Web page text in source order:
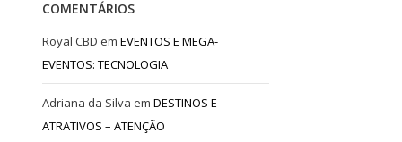
COMENTÁRIOS
Royal CBD emEVENTOS E MEGA-
EVENTOS: TECNOLOGIA
Adriana da Silva emDESTINOS E
ATRATIVOS – ATENÇÃO